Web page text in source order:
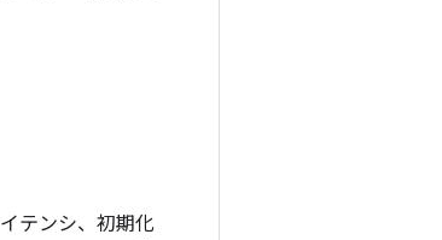
テンシ、初期化